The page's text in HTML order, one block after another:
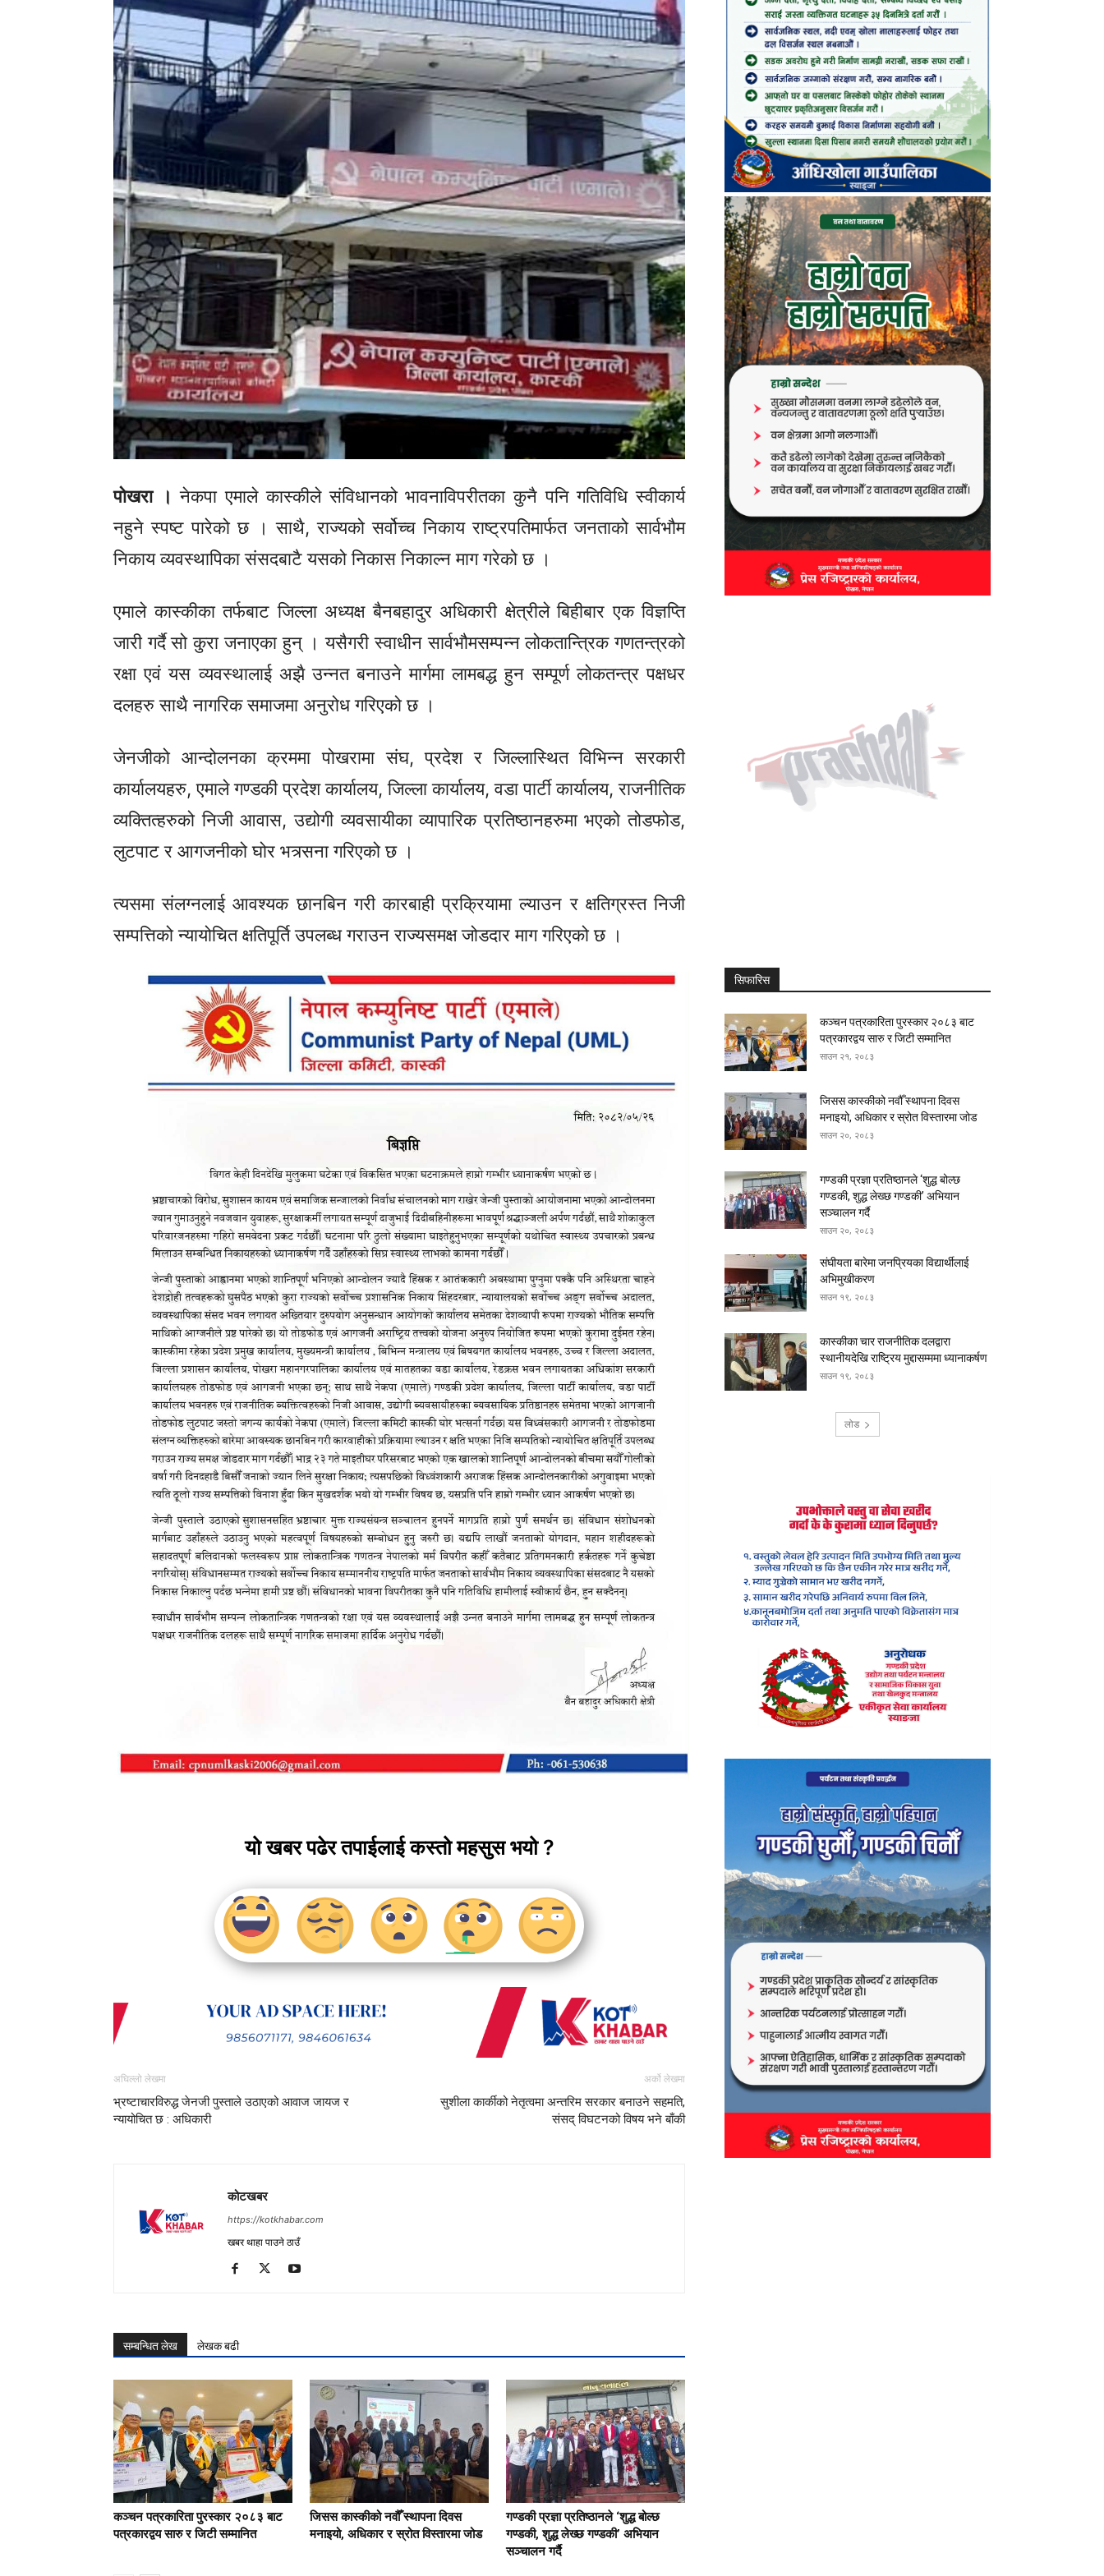
पोखरा । नेकपा एमाले कास्कीले संविधानको भावनाविपरीतका कुनै पनि गतिविधि स्वीकार्य
नहुने स्पष्ट पारेको छ । साथै, राज्यको सर्वोच्च निकाय राष्ट्रपतिमार्फत जनताको सार्वभौम
निकाय व्यवस्थापिका संसदबाटै यसको निकास निकाल्न माग गरेको छ ।
एमाले कास्कीका तर्फबाट जिल्ला अध्यक्ष बैनबहादुर अधिकारी क्षेत्रीले बिहीबार एक विज्ञप्ति
जारी गर्दै सो कुरा जनाएका हुन् । यसैगरी स्वाधीन सार्वभौमसम्पन्न लोकतान्त्रिक गणतन्त्रको
रक्षा एवं यस व्यवस्थालाई अझै उन्नत बनाउने मार्गमा लामबद्ध हुन सम्पूर्ण लोकतन्त्र पक्षधर
दलहरु साथै नागरिक समाजमा अनुरोध गरिएको छ ।
जेनजीको आन्दोलनका क्रममा पोखरामा संघ, प्रदेश र जिल्लास्थित विभिन्न सरकारी
कार्यालयहरु, एमाले गण्डकी प्रदेश कार्यालय, जिल्ला कार्यालय, वडा पार्टी कार्यालय, राजनीतिक
व्यक्तित्हरुको निजी आवास, उद्योगी व्यवसायीका व्यापारिक प्रतिष्ठानहरुमा भएको तोडफोड,
लुटपाट र आगजनीको घोर भत्र्सना गरिएको छ ।
त्यसमा संलग्नलाई आवश्यक छानबिन गरी कारबाही प्रक्रियामा ल्याउन र क्षतिग्रस्त निजी
सम्पत्तिको न्यायोचित क्षतिपूर्ति उपलब्ध गराउन राज्यसमक्ष जोडदार माग गरिएको छ ।
यो खबर पढेर तपाईलाई कस्तो महसुस भयो ?
अघिल्लो लेखमा
भ्रष्टाचारविरुद्ध जेनजी पुस्ताले उठाएको आवाज जायज र
न्यायोचित छ : अधिकारी
अर्को लेखमा
सुशीला कार्कीको नेतृत्वमा अन्तरिम सरकार बनाउने सहमति,
संसद् विघटनको विषय भने बाँकी
कोटखबर
https://kotkhabar.com
खबर थाहा पाउने ठाउँ
सम्बन्धित लेख लेखक बढी
कञ्चन पत्रकारिता पुरस्कार २०८३ बाट
पत्रकारद्वय सारु र जिटी सम्मानित
जिसस कास्कीको नवौँ स्थापना दिवस
मनाइयो, अधिकार र स्रोत विस्तारमा जोड
गण्डकी प्रज्ञा प्रतिष्ठानले ‘शुद्ध बोल्छ
गण्डकी, शुद्ध लेख्छ गण्डकी’ अभियान
सञ्चालन गर्दै
सिफारिस
कञ्चन पत्रकारिता पुरस्कार २०८३ बाट
पत्रकारद्वय सारु र जिटी सम्मानित
साउन २१, २०८३
जिसस कास्कीको नवौँ स्थापना दिवस
मनाइयो, अधिकार र स्रोत विस्तारमा जोड
साउन २०, २०८३
गण्डकी प्रज्ञा प्रतिष्ठानले ‘शुद्ध बोल्छ
गण्डकी, शुद्ध लेख्छ गण्डकी’ अभियान
सञ्चालन गर्दै
साउन २०, २०८३
संघीयता बारेमा जनप्रियका विद्यार्थीलाई
अभिमुखीकरण
साउन १९, २०८३
कास्कीका चार राजनीतिक दलद्वारा
स्थानीयदेखि राष्ट्रिय मुद्दासम्ममा ध्यानाकर्षण
साउन १९, २०८३
लोड